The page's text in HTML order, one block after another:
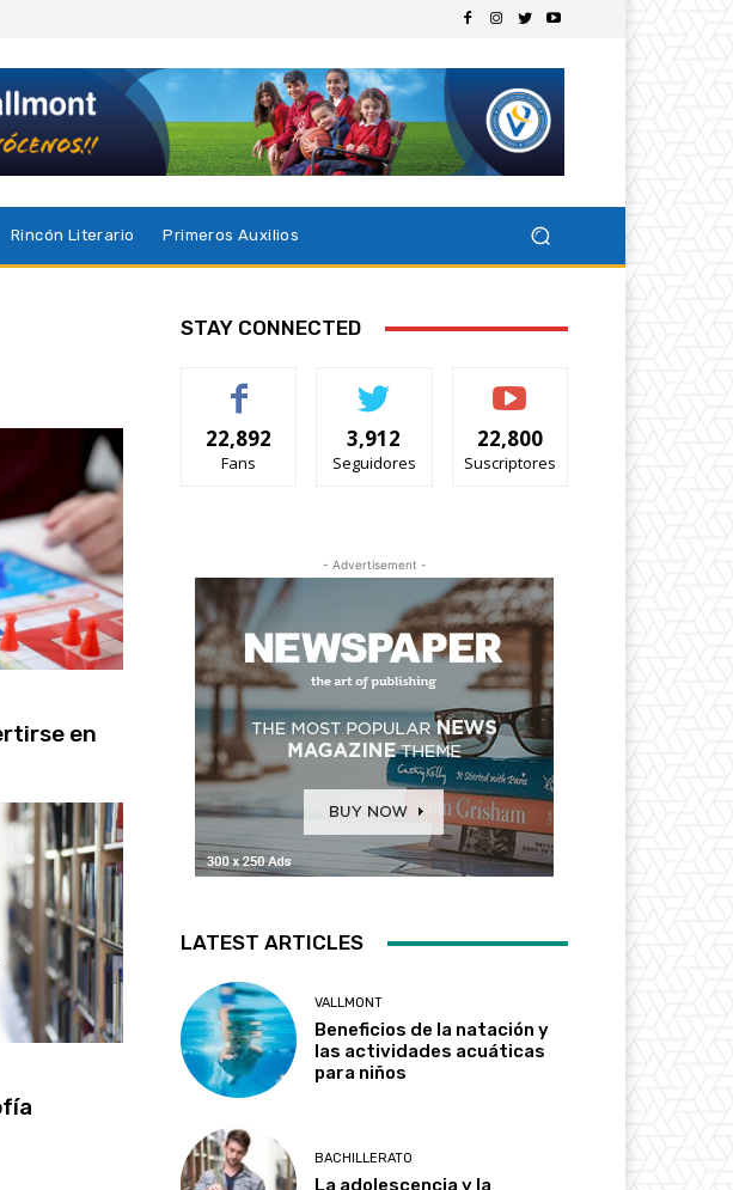
Rincón Literario Primeros Auxilios
en
STAY CONNECTED
22,892
Fans
3,912
Seguidores
22,800
Suscriptores
- Advertisement -
LATEST ARTICLES
VALLMONT
Beneficios de la natación y
las actividades acuáticas
para niños
BACHILLERATO